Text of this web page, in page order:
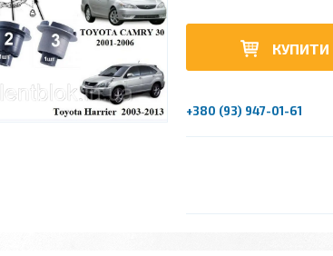
КУПИТИ
+380 (93) 947-01-61